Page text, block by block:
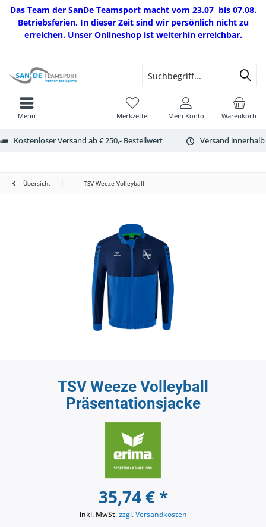
Das Team der SanDe Teamsport macht vom 23.07 bis 07.08.
Betriebsferien. In dieser Zeit sind wir persönlich nicht zu
erreichen. Unser Onlineshop ist weiterhin erreichbar.
Kostenloser Versand ab € 250,- Bestellwert Versand
Warenkorb
Merkzettel Mein Konto
Menü
Übersicht TSV Weeze Volleyball
TSV Weeze Volleyball
Präsentationsjacke
35,74 € *
inkl. MwSt.zzgl. Versandkosten